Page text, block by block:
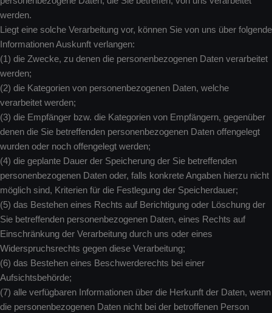
werden.
Liegt eine solche Verarbeitung vor, können Sie von uns über folgende
Informationen Auskunft verlangen:
(1) die Zwecke, zu denen die personenbezogenen Daten verarbeitet
werden;
(2) die Kategorien von personenbezogenen Daten, welche
verarbeitet werden;
(3) die Empfänger bzw. die Kategorien von Empfängern, gegenüber
denen die Sie betreffenden personenbezogenen Daten offengelegt
wurden oder noch offengelegt werden;
(4) die geplante Dauer der Speicherung der Sie betreffenden
personenbezogenen Daten oder, falls konkrete Angaben hierzu nicht
möglich sind, Kriterien für die Festlegung der Speicherdauer;
(5) das Bestehen eines Rechts auf Berichtigung oder Löschung der
Sie betreffenden personenbezogenen Daten, eines Rechts auf
Einschränkung der Verarbeitung durch uns oder eines
Widerspruchsrechts gegen diese Verarbeitung;
(6) das Bestehen eines Beschwerderechts bei einer
Aufsichtsbehörde;
(7) alle verfügbaren Informationen über die Herkunft der Daten, wenn
die personenbezogenen Daten nicht bei der betroffenen Person